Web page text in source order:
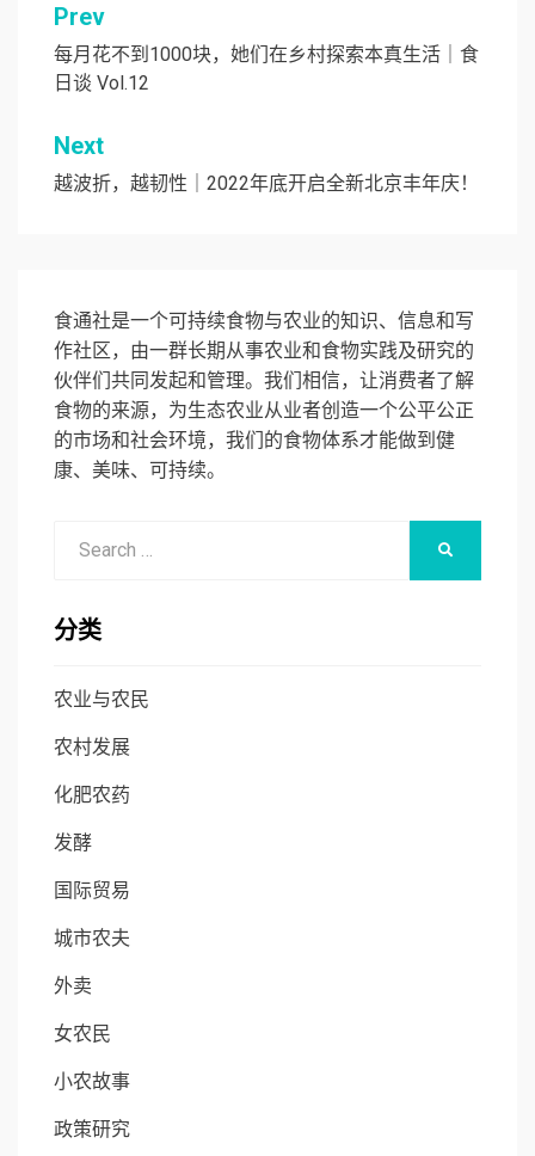
文
章
导
航
Prev
每月花不到1000块，她们在乡村探索本真生活｜食
日谈 Vol.12
Next
越波折，越韧性｜2022年底开启全新北京丰年庆！
食通社是一个可持续食物与农业的知识、信息和写
作社区，由一群长期从事农业和食物实践及研究的
伙伴们共同发起和管理。我们相信，让消费者了解
食物的来源，为生态农业从业者创造一个公平公正
的市场和社会环境，我们的食物体系才能做到健
康、美味、可持续。
分类
农业与农民
农村发展
化肥农药
发酵
国际贸易
城市农夫
外卖
女农民
小农故事
政策研究